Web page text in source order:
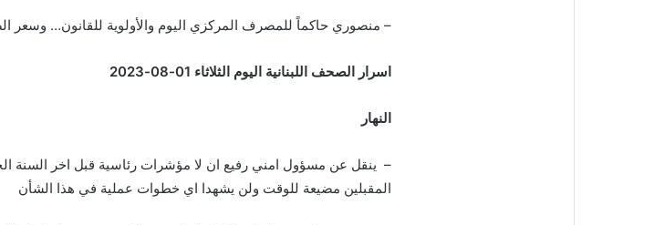
– منصوري حاكماً للمصرف المركزي اليوم والأولوية للقانون… وسعر
اسرار الصحف اللبنانية اليوم الثلاثاء 01-08-2023
النهار
– ينقل عن مسؤول امني رفيع ان لا مؤشرات رئاسية قبل اخر السنة
المقبلين مضيعة للوقت ولن يشهدا اي خطوات عملية في هذا الشأن